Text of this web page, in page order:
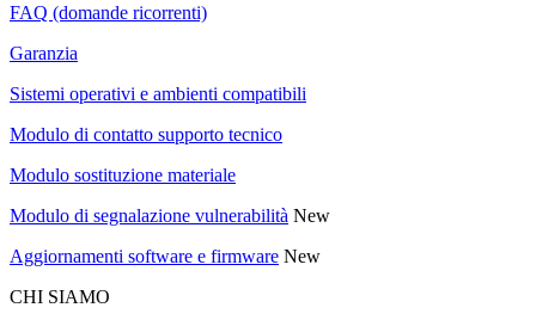
FAQ (domande ricorrenti)
Garanzia
Sistemi operativi e ambienti compatibili
Modulo di contatto supporto tecnico
Modulo sostituzione materiale
Modulo di segnalazione vulnerabilità New
Aggiornamenti software e firmware New
CHI SIAMO